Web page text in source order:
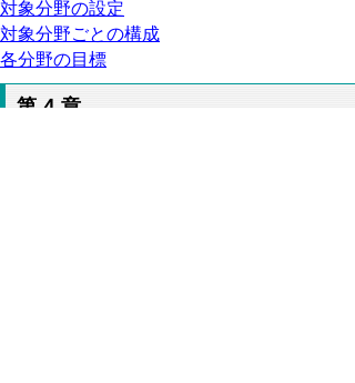
対象分野の設定
対象分野ごとの構成
各分野の目標
第４章